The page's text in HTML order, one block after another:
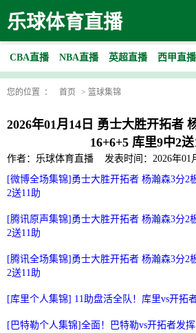
乐球体育直播
CBA直播 NBA直播 英超直播 西甲直播
您的位置 ： 首页 > 篮球集锦
2026年01月14日 勇士大胜开拓者
16+6+5 库里9中2
作者：乐球体育直播
发表时间：2026年01
[微博全场集锦]勇士大胜开拓者 杨瀚森3分2
2送11助
[腾讯原声集锦]勇士大胜开拓者 杨瀚森3分2
2送11助
[腾讯全场集锦]勇士大胜开拓者 杨瀚森3分2
2送11助
[库里个人集锦] 11助盘活全队！库里vs开拓
[巴特勒个人集锦]全面！巴特勒vs开拓者发